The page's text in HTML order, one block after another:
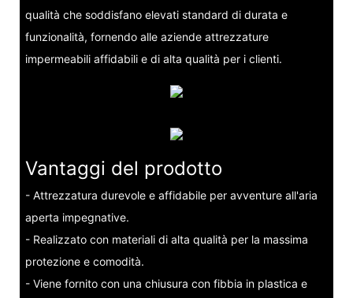
qualità che soddisfano elevati standard di durata e
funzionalità, fornendo alle aziende attrezzature
impermeabili affidabili e di alta qualità per i clienti.
Vantaggi del prodotto
- Attrezzatura durevole e affidabile per avventure all'aria
aperta impegnative.
- Realizzato con materiali di alta qualità per la massima
protezione e comodità.
- Viene fornito con una chiusura con fibbia in plastica e